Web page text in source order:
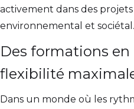
activement dans des
environnemental et sociétal.
Des formations
flexibilité
Dans un monde où les